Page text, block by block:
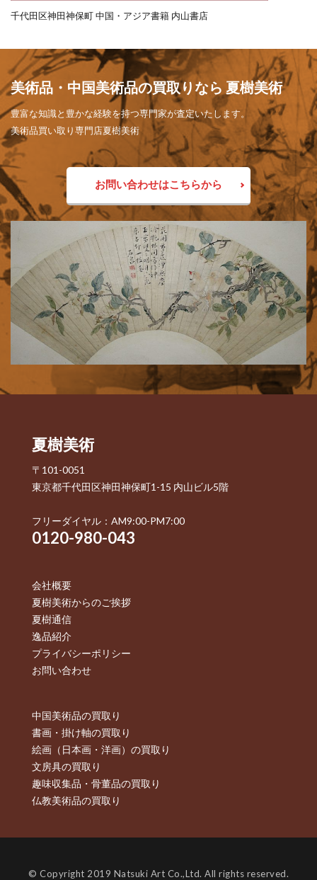
千代田区神田神保町 中国・アジア書籍 内山書店
美術品・中国美術品の買取りなら 夏樹美術
豊富な知識と豊かな経験を持つ専門家が査定いたします。
美術品買い取り専門店夏樹美術
お問い合わせはこちらから
夏樹美術
〒101-0051
東京都千代田区神田神保町1-15 内山ビル5階
フリーダイヤル：AM9:00-PM7:00
0120-980-043
会社概要
夏樹美術からのご挨拶
夏樹通信
逸品紹介
プライバシーポリシー
お問い合わせ
中国美術品の買取り
書画・掛け軸の買取り
絵画（日本画・洋画）の買取り
文房具の買取り
趣味収集品・骨董品の買取り
仏教美術品の買取り
© Copyright 2019 Natsuki Art Co.,Ltd. All rights reserved.